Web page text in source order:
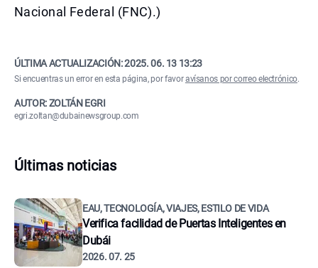
Nacional Federal (FNC).)
ÚLTIMA ACTUALIZACIÓN:2025. 06. 13 13:23
Si encuentras un error en esta página, por favoravísanos por correo electrónico.
AUTOR: ZOLTÁN EGRI
egri.zoltan@dubainewsgroup.com
Últimas noticias
EAU, TECNOLOGÍA, VIAJES, ESTILO DE VIDA
Verifica facilidad de Puertas Inteligentes en
Dubái
2026. 07. 25